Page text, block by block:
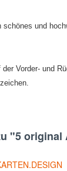
und
Vorder- und
"5